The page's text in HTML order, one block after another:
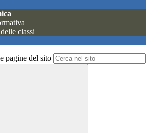
classi
pagine del sito